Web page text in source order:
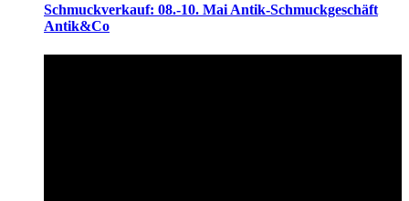
Schmuckverkauf: 08.-10. Mai Antik-Schmuckgeschäft
Antik&Co